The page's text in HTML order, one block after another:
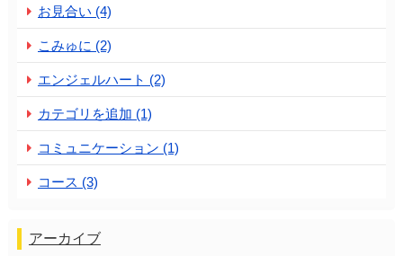
お見合い (4)
こみゅに (2)
エンジェルハート (2)
カテゴリを追加 (1)
コミュニケーション (1)
コース (3)
アーカイブ